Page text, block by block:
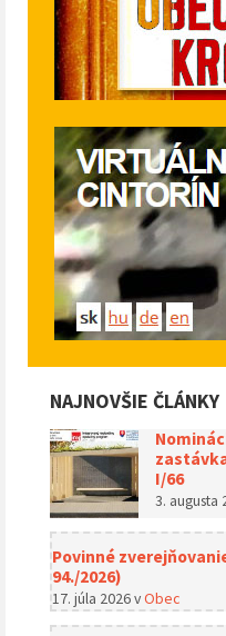
NAJNOVŠIE ČLÁNKY
I/66
3. augusta
Povinné
94./2026)
17. júla 2026vObec